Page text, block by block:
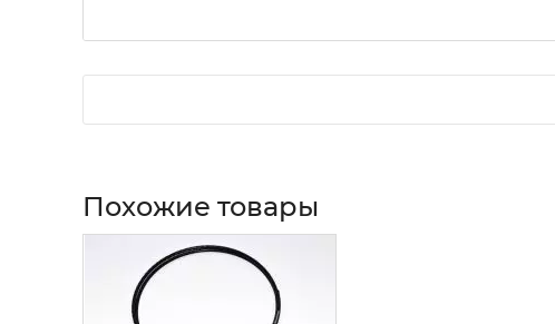
Похожие товары